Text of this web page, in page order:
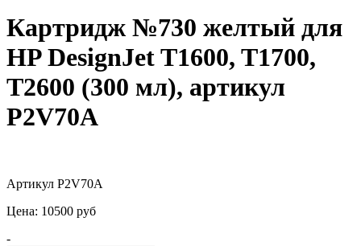
Картридж №730 желтый для
HP DesignJet T1600, T1700,
T2600 (300 мл), артикул
P2V70A
Артикул P2V70A
Цена: 10500 pуб
-